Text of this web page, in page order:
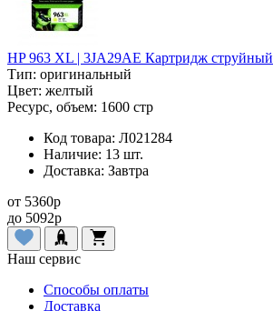
HP 963 XL | 3JA29AE Картридж струйный
Тип: оригинальный
Цвет: желтый
Ресурс, объем: 1600 стр
Код товара: Л021284
Наличие: 13 шт.
Доставка: Завтра
от 5360p
до 5092p
Наш сервис
Способы оплаты
Доставка